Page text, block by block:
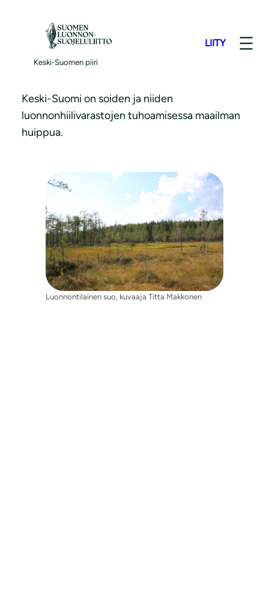
Keski-Suomen piiri
LIITY
Luonnontilainen suo, kuvaaja Titta Makkonen
Suot
Keski-Suomi on soiden ja niiden
luonnonhiilivarastojen tuhoamisessa maailman
huippua.